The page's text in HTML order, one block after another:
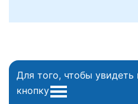
Для того, чтобы
кнопку